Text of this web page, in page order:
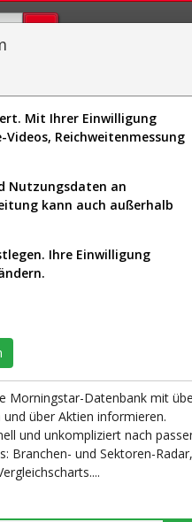
verfügbar
Morningstar-Datenbank mit
über Aktien informieren.
und unkompliziert nach
Branchen- und Sektoren-
Mit Ihrer Einwilligung
Reichweitenmessung
Nutzungsdaten an
kann auch außerhalb
Ihre Einwilligung